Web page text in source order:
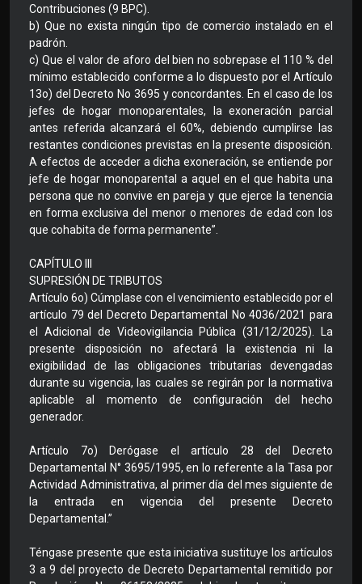
Contribuciones (9 BPC).
b) Que no exista ningún tipo de comercio instalado en el
padrón.
c) Que el valor de aforo del bien no sobrepase el 110 % del
mínimo establecido conforme a lo dispuesto por el Artículo
13o) del Decreto No 3695 y concordantes. En el caso de los
jefes de hogar monoparentales, la exoneración parcial
antes referida alcanzará el 60%, debiendo cumplirse las
restantes condiciones previstas en la presente disposición.
A efectos de acceder a dicha exoneración, se entiende por
jefe de hogar monoparental a aquel en el que habita una
persona que no convive en pareja y que ejerce la tenencia
en forma exclusiva del menor o menores de edad con los
que cohabita de forma permanente”.
CAPÍTULO III
SUPRESIÓN DE TRIBUTOS
Artículo 6o) Cúmplase con el vencimiento establecido por el
artículo 79 del Decreto Departamental No 4036/2021 para
el Adicional de Videovigilancia Pública (31/12/2025). La
presente disposición no afectará la existencia ni la
exigibilidad de las obligaciones tributarias devengadas
durante su vigencia, las cuales se regirán por la normativa
aplicable al momento de configuración del hecho
generador.
Artículo 7o) Derógase el artículo 28 del Decreto
Departamental N° 3695/1995, en lo referente a la Tasa por
Actividad Administrativa, al primer día del mes siguiente de
la entrada en vigencia del presente Decreto
Departamental.”
Téngase presente que esta iniciativa sustituye los artículos
3 a 9 del proyecto de Decreto Departamental remitido por